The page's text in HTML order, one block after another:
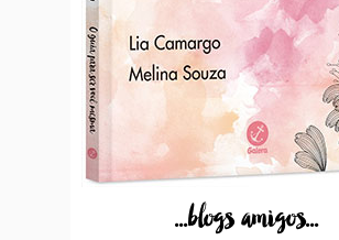
...blogs amigos...